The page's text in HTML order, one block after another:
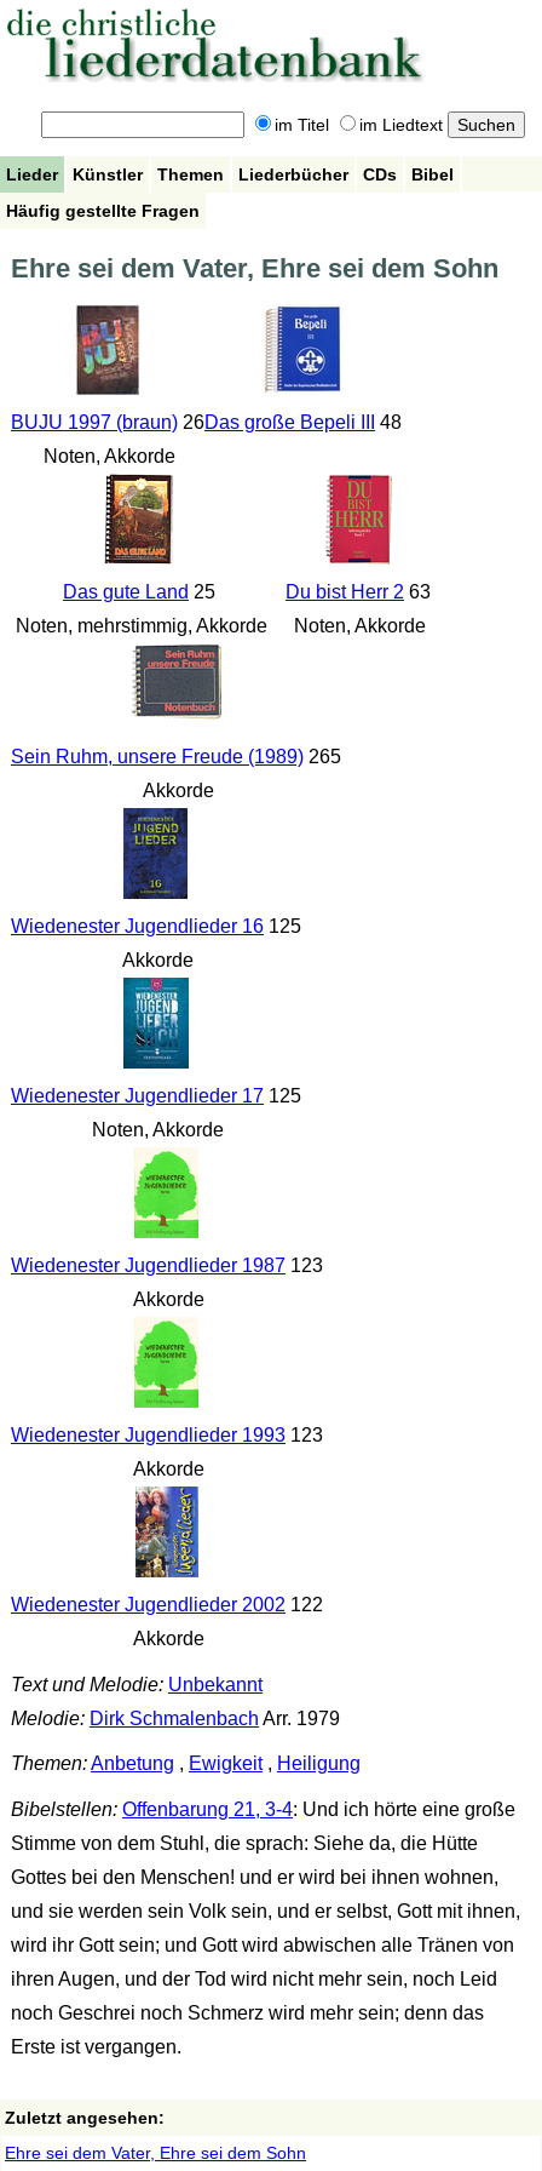
im Titel im Liedtext
Lieder Künstler Themen Liederbücher CDs
Bibel
Häufig gestellte Fragen
Ehre sei dem Vater, Ehre sei dem Sohn
BUJU 1997 (braun)26
Noten, Akkorde
Das große Bepeli III 48
Das gute Land 25
Noten, mehrstimmig, Akkorde
Du bist Herr 2 63
Noten, Akkorde
Sein Ruhm, unsere Freude (1989)265
Akkorde
Wiedenester Jugendlieder 16125
Akkorde
Wiedenester Jugendlieder 17125
Noten, Akkorde
Wiedenester Jugendlieder 1987123
Akkorde
Wiedenester Jugendlieder 1993123
Akkorde
Wiedenester Jugendlieder 2002 122
Akkorde
Text und Melodie: Unbekannt
Melodie: Dirk Schmalenbach Arr. 1979
Themen:Anbetung , Ewigkeit, Heiligung
Bibelstellen: Offenbarung 21, 3-4: Und ich hörte eine große
Stimme von dem Stuhl, die sprach: Siehe da, die Hütte
Gottes bei den Menschen! und er wird bei ihnen wohnen,
und sie werden sein Volk sein, und er selbst, Gott mit ihnen,
wird ihr Gott sein; und Gott wird abwischen alle Tränen von
ihren Augen, und der Tod wird nicht mehr sein, noch Leid
noch Geschrei noch Schmerz wird mehr sein; denn das
Erste ist vergangen.
Zuletzt angesehen:
Ehre sei dem Vater, Ehre sei dem Sohn